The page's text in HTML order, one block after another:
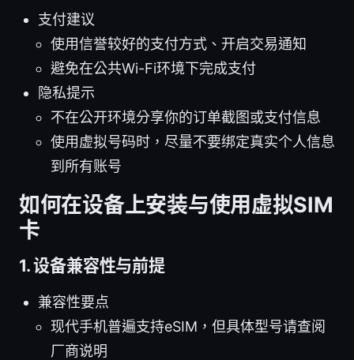
支付建议
使用信誉较好的支付方式、开启交易通知
避免在公共Wi-Fi环境下完成支付
隐私提示
不在公开环境分享你的订单截图或支付信息
使用虚拟号码时，尽量不要绑定真实个人信息
到所有账号
如何在设备上安装与使用虚拟SIM
卡
1. 设备兼容性与前提
兼容性要点
现代手机普遍支持eSIM，但具体型号请查阅
厂商说明